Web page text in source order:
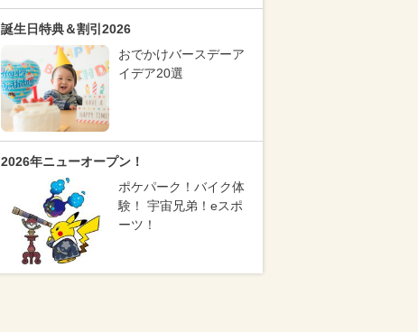
誕生日特典＆割引2026
おでかけバースデーア
イデア20選
2026年ニューオープン！
ポケパーク！バイク体
験！ 宇宙兄弟！eスポ
ーツ！